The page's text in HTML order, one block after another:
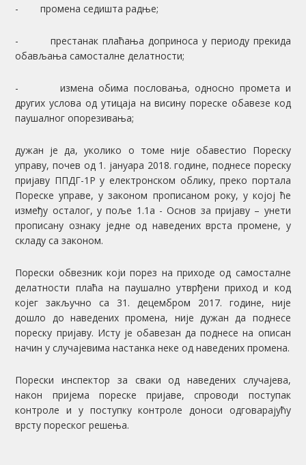
- промена седишта радње;
- престанак плаћања доприноса у периоду прекида
обављања самосталне делатности;
- измена обима пословања, односно промета и
других услова од утицаја на висину пореске обавезе код
паушалног опорезивања;
дужан је да, уколико о томе није обавестио Пореску
управу, почев од 1. јануара 2018. године, поднесе пореску
пријаву ППДГ-1Р у електронском облику, преко портала
Пореске управе, у законом прописаном року, у којој ће
између осталог, у поље 1.1а - Основ за пријаву – унети
прописану ознаку једне од наведених врста промене, у
складу са законом.
Порески обвезник који порез на приходе од самосталне
делатности плаћа на паушално утврђени приход и код
којег закључно са 31. децембром 2017. године, није
дошло до наведених промена, није дужан да поднесе
пореску пријаву. Исту је обавезан да поднесе на описан
начин у случајевима настанка неке од наведених промена.
Порески инспектор за сваки од наведених случајева,
након пријема пореске пријаве, спроводи поступак
контроле и у поступку контроле доноси одговарајућу
врсту пореског решења.